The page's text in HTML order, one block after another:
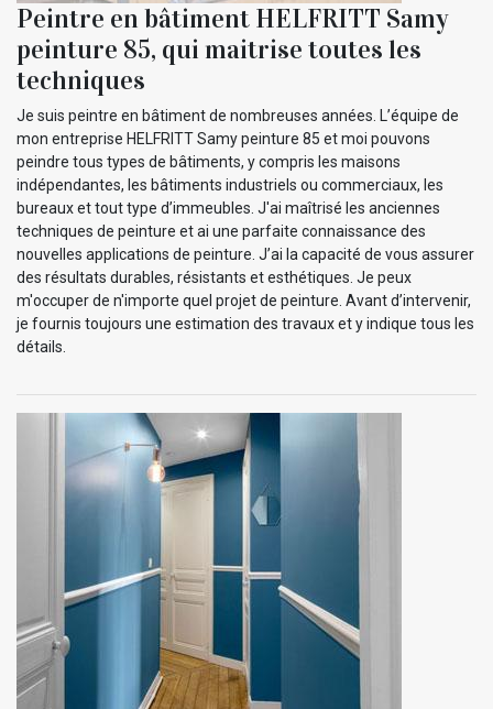
Peintre en bâtiment HELFRITT Samy
peinture 85, qui maitrise toutes les
techniques
Je suis peintre en bâtiment de nombreuses années. L’équipe de
mon entreprise HELFRITT Samy peinture 85 et moi pouvons
peindre tous types de bâtiments, y compris les maisons
indépendantes, les bâtiments industriels ou commerciaux, les
bureaux et tout type d’immeubles. J'ai maîtrisé les anciennes
techniques de peinture et ai une parfaite connaissance des
nouvelles applications de peinture. J’ai la capacité de vous assurer
des résultats durables, résistants et esthétiques. Je peux
m'occuper de n'importe quel projet de peinture. Avant d’intervenir,
je fournis toujours une estimation des travaux et y indique tous les
détails.